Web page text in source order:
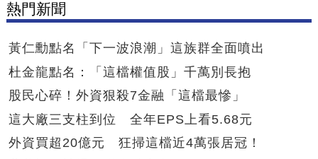
熱門新聞
黃仁勳點名「下一波浪潮」這族群全面噴出
杜金龍點名：「這檔權值股」千萬別長抱
股民心碎！外資狠殺7金融「這檔最慘」
這大廠三支柱到位 全年EPS上看5.68元
外資買超20億元 狂掃這檔近4萬張居冠！